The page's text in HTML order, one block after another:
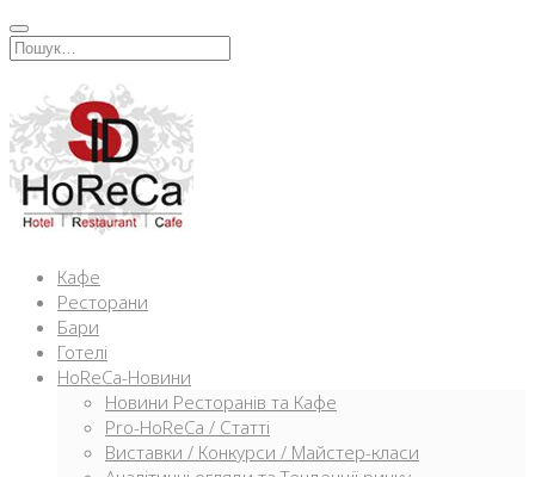
Перейти
кИскать:
Кафе
Ресторани
Бари
Готелі
HoReCa-Новини
Новини Ресторанів та Кафе
Pro-HoReCa / Статті
Виставки / Конкурси / Майстер-класи